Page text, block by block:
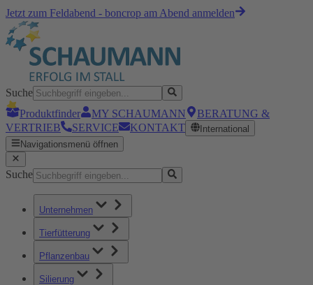
Jetzt zum Feldabend - boncrop am Abend anmelden
Suche
Produktfinder
MY SCHAUMANN
BERATUNG &
VERTRIEB
SERVICE KONTAKT
International
Navigationsmenü öffnen
Suche
Unternehmen
Tierfütterung
Pflanzenbau
Silierung